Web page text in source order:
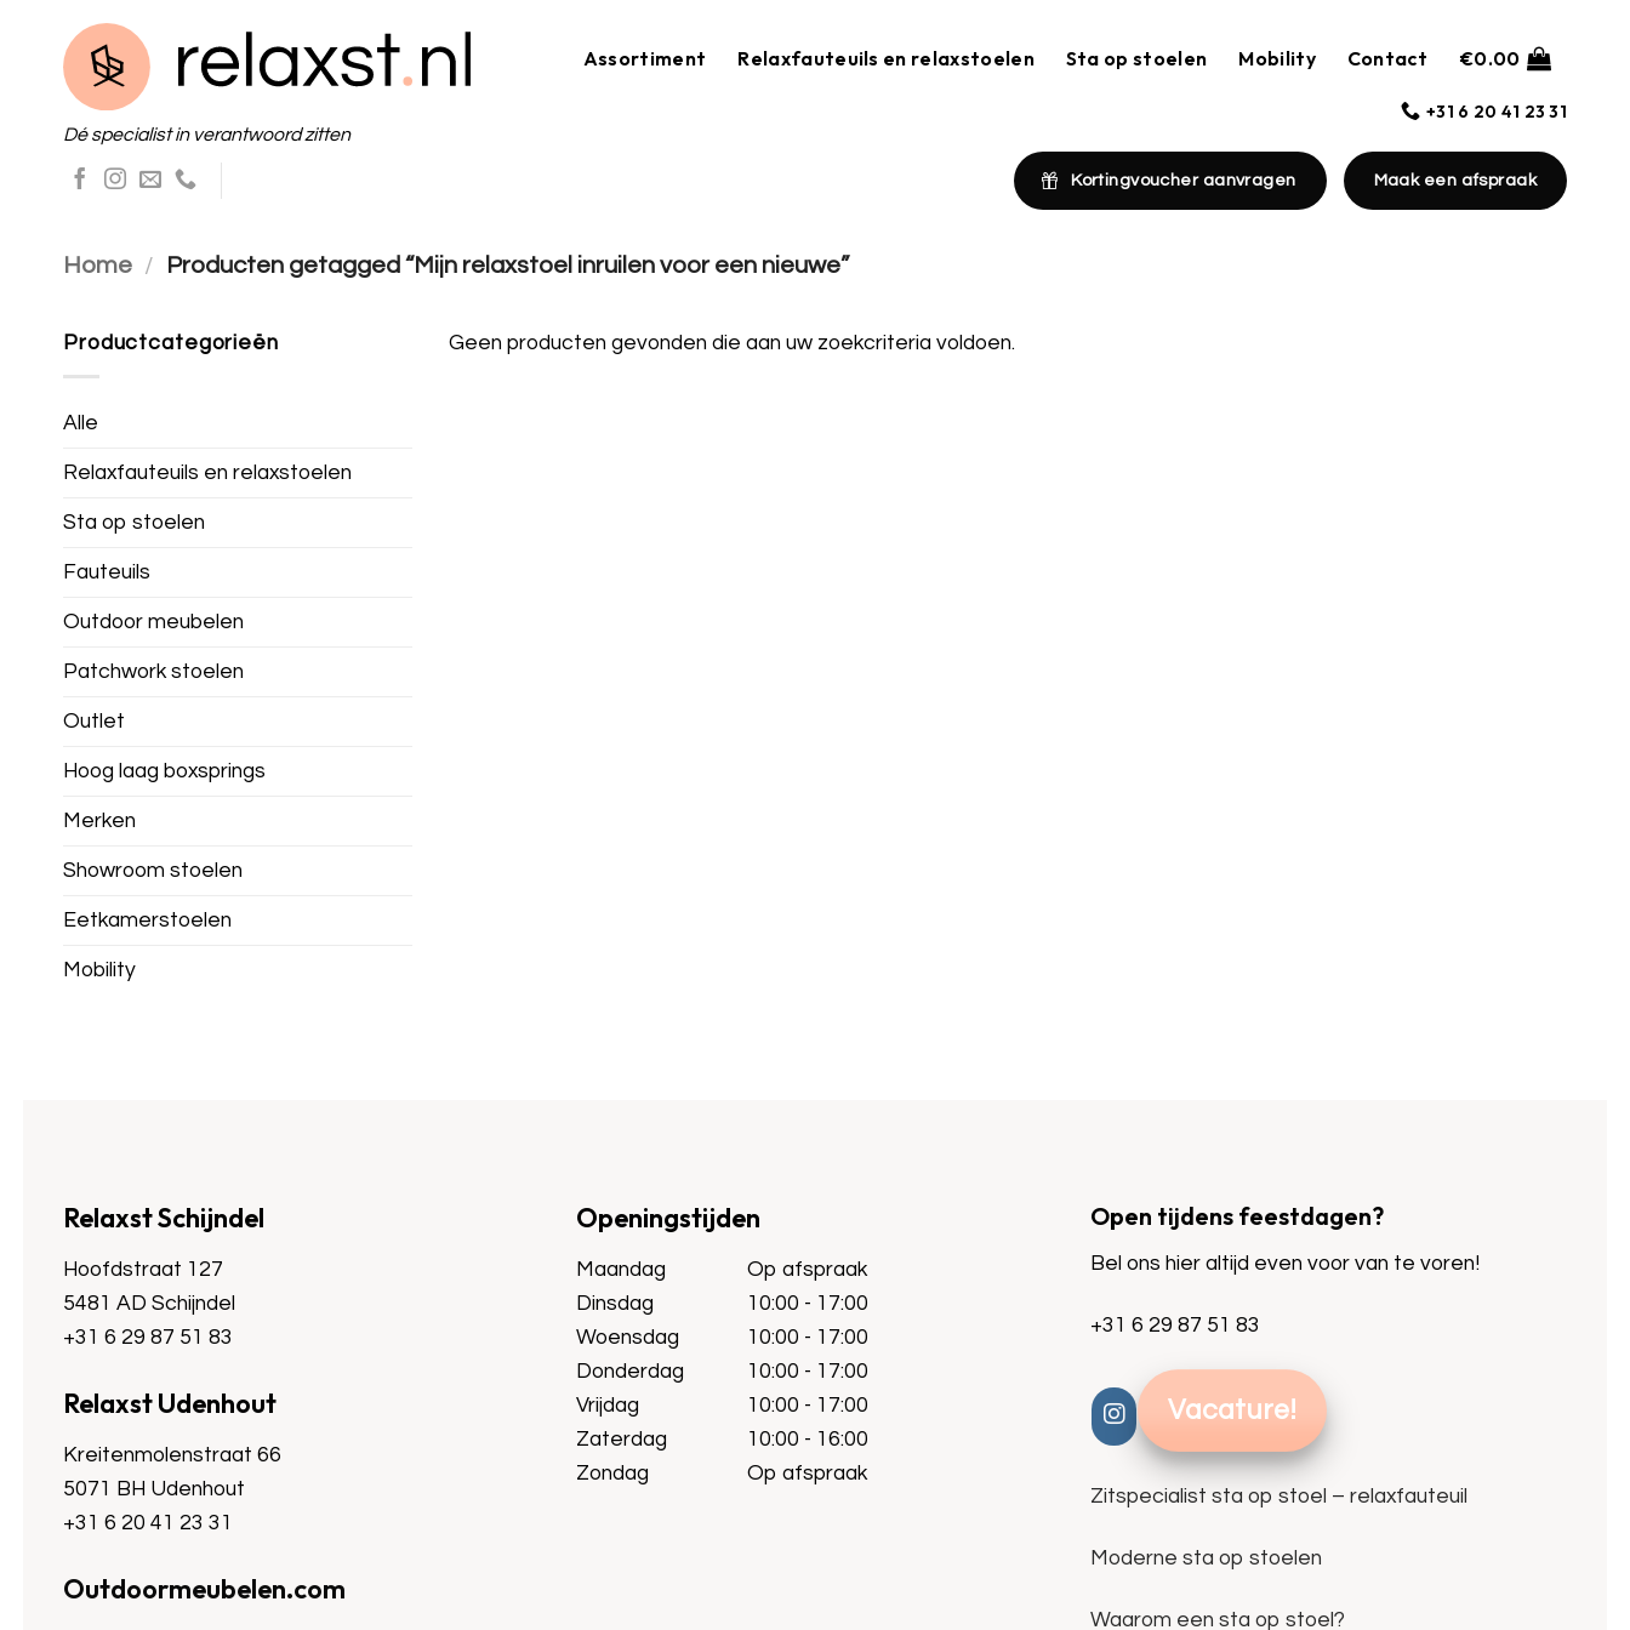
content
Dé specialist in verantwoord zitten
Assortiment Relaxfauteuils en relaxstoelen Sta op stoelen Mobility Contact €0.00
+31 6 20 41 23 31
Kortingvoucher aanvragen Maak een afspraak
Home / Producten getagged “Mijn relaxstoel inruilen voor een nieuwe”
Productcategorieën
Alle
Relaxfauteuils en relaxstoelen
Sta op stoelen
Fauteuils
Outdoor meubelen
Patchwork stoelen
Outlet
Hoog laag boxsprings
Merken
Showroom stoelen
Eetkamerstoelen
Mobility
Geen producten gevonden die aan uw zoekcriteria voldoen.
Relaxst Schijndel
Hoofdstraat 127
5481 AD Schijndel
+31 6 29 87 51 83
Relaxst Udenhout
Kreitenmolenstraat 66
5071 BH Udenhout
+31 6 20 41 23 31
Outdoormeubelen.com
Openingstijden
Maandag
Dinsdag
Woensdag
Donderdag
Vrijdag
Zaterdag
Zondag
Op afspraak
10:00 - 17:00
10:00 - 17:00
10:00 - 17:00
10:00 - 17:00
10:00 - 16:00
Op afspraak
Open tijdens feestdagen?
Bel ons hier altijd even voor van te voren!
+31 6 29 87 51 83
Vacature!
Zitspecialist sta op stoel – relaxfauteuil
Moderne sta op stoelen
Waarom een sta op stoel?